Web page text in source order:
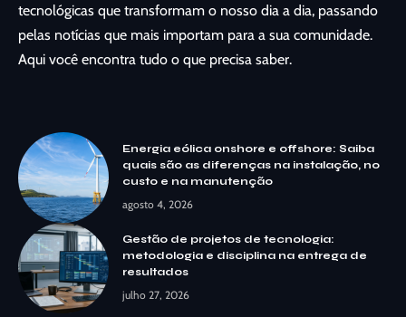
tecnológicas que transformam o nosso dia a dia, passando
pelas notícias que mais importam para a sua comunidade.
Aqui você encontra tudo o que precisa saber.
Energia eólica onshore e offshore: Saiba
quais são as diferenças na instalação, no
custo e na manutenção
agosto 4, 2026
Gestão de projetos de tecnologia:
metodologia e disciplina na entrega de
resultados
julho 27, 2026